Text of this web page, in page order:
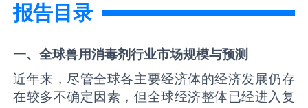
报告目录
一、全球兽用消毒剂行业市场规模与预测
近年来，尽管全球各主要经济体的经济发展仍存
在较多不确定因素，但全球经济整体已经进入复